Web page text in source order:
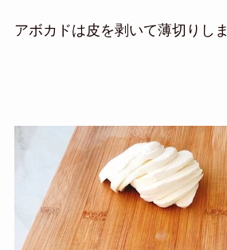
アボカドは皮を剥いて薄切りしま